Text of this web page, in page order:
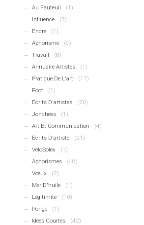
Au Fauteuil
(1)
Influence
(7)
Encre
(1)
Aphorisme
(9)
Travail
(8)
Annuaire Artistes
(1)
Pratique De L'art
(17)
Foot
(1)
Écrits D'artistes
(20)
Jonchées
(1)
Art Et Communication
(4)
Écrits D'artiste
(21)
VéloSolex
(1)
Aphorismes
(48)
Vœux
(2)
Mer D'huile
(1)
Légitimité
(10)
Ponge
(1)
Idées Courtes
(42)